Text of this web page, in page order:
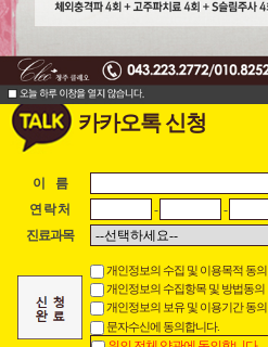
카카오톡 신청
이 름
연 락 처
-
-
진료과목
개인정보의 수집 및 이용목적 동의
개인정보의 수집항목 및 방법동의
개인정보의 보유 및 이용기간 동의
문자수신에 동의합니다.